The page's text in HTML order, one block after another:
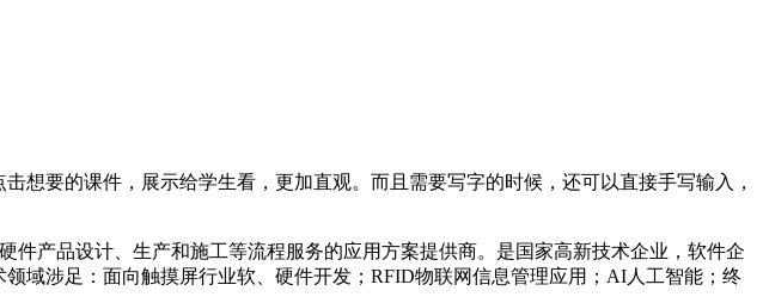
想要的课件，展示给学生看，更加直观。而且需要写字的时候，还可以直接手写输入，
产品设计、生产和施工等流程服务的应用方案提供商。是国家高新技术企业，软件企
域涉足：面向触摸屏行业软、硬件开发；RFID物联网信息管理应用；AI人工智能；终